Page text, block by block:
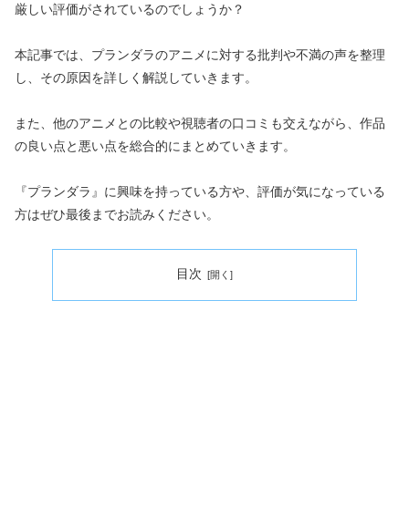
厳しい評価がされているのでしょうか？
本記事では、プランダラのアニメに対する批判や不満の声を整理
し、その原因を詳しく解説していきます。
また、他のアニメとの比較や視聴者の口コミも交えながら、作品
の良い点と悪い点を総合的にまとめていきます。
『プランダラ』に興味を持っている方や、評価が気になっている
方はぜひ最後までお読みください。
目次